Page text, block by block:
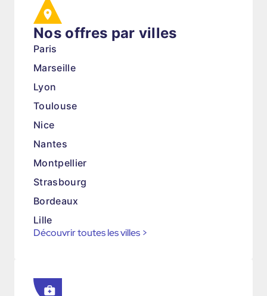
Nos offres par villes
Paris
Marseille
Lyon
Toulouse
Nice
Nantes
Montpellier
Strasbourg
Bordeaux
Lille
Découvrir toutes les villes >